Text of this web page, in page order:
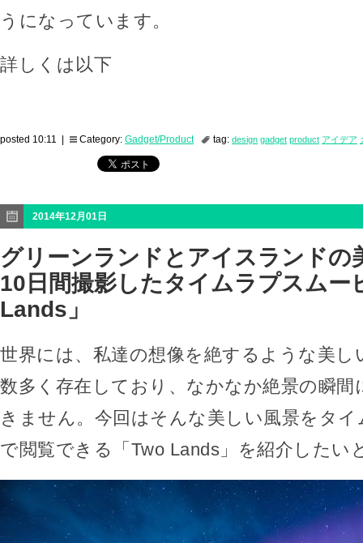
うになっています。
詳しくは以下
posted 10:11 | Category: Gadget/Product tag: design gadget product アイデア
2014年12月01日
グリーンランドとアイスランドの
10日間撮影したタイムラプスムー
Lands」
世界には、私達の想像を絶するような美し
数多く存在しており、なかなか絶景の瞬間
きません。今回はそんな美しい風景をタ
で閲覧できる「Two Lands」を紹介したい